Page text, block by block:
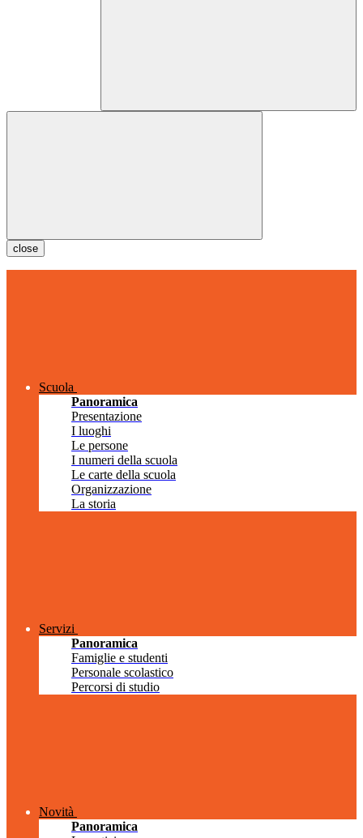
close
Scuola
Panoramica
Presentazione
I luoghi
Le persone
I numeri della scuola
Le carte della scuola
Organizzazione
La storia
Servizi
Panoramica
Famiglie e studenti
Personale scolastico
Percorsi di studio
Novità
Panoramica